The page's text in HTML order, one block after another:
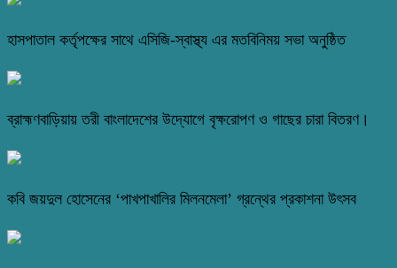
হাসপাতাল কর্তৃপক্ষের সাথে এসিজি-স্বাস্থ্য এর মতবিনিময় সভা অনুষ্ঠিত
ব্রাহ্মণবাড়িয়ায় তরী বাংলাদেশের উদ্যোগে বৃক্ষরোপণ ও গাছের চারা বিতরণ।
কবি জয়দুল হোসেনের ‘পাখপাখালির মিলনমেলা’ গ্রন্থের প্রকাশনা উৎসব